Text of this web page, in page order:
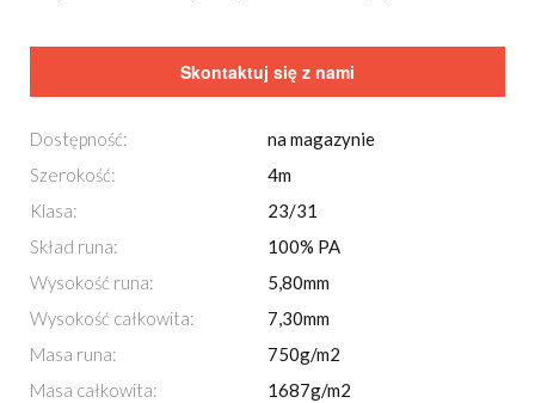
Skontaktuj się z nami
Dostępność:
na magazynie
Szerokość:
4m
Klasa:
23/31
Skład runa:
100% PA
Wysokość runa:
5,80mm
Wysokość całkowita:
7,30mm
Masa runa:
750g/m2
Masa całkowita:
1687g/m2